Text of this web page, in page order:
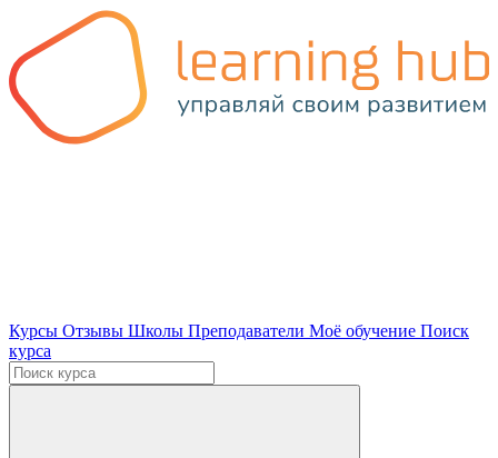
Курсы Отзывы Школы Преподаватели Моё обучение Поиск
курса